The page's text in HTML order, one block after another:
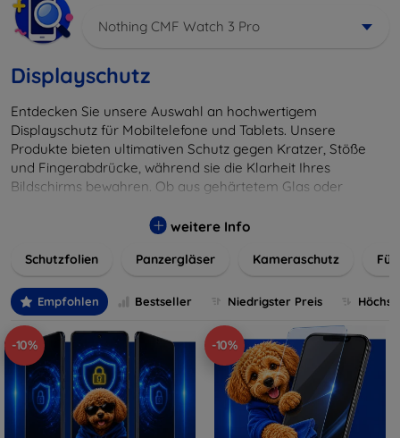
Nothing CMF Watch 3 Pro
Displayschutz
Entdecken Sie unsere Auswahl an hochwertigem
Displayschutz für Mobiltelefone und Tablets. Unsere
Produkte bieten ultimativen Schutz gegen Kratzer, Stöße
und Fingerabdrücke, während sie die Klarheit Ihres
Bildschirms bewahren. Ob aus gehärtetem Glas oder
installieren und passgenau für jedes Gerät, um eine
wertvolles Gerät mit unseren langlebigen und zuverlässigen
digitales Erlebnis.
weitere Info
Schutzfolien Panzergläser Kameraschutz
Empfohlen Bestseller Niedrigster Preis
-10% -10%